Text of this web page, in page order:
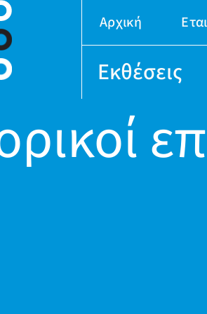
Αρχική
Εκθέσεις